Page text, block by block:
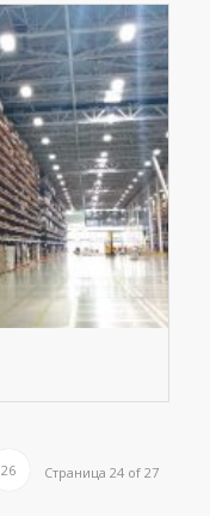
Страница 24 of 27
26